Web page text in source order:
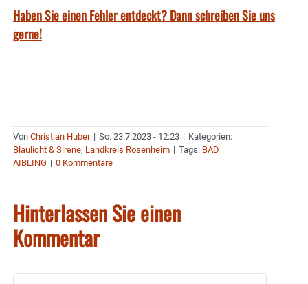
Haben Sie einen Fehler entdeckt? Dann schreiben Sie uns
gerne!
Von Christian Huber | So. 23.7.2023 - 12:23 | Kategorien:
Blaulicht & Sirene, Landkreis Rosenheim | Tags: BAD
AIBLING | 0 Kommentare
Hinterlassen Sie einen
Kommentar